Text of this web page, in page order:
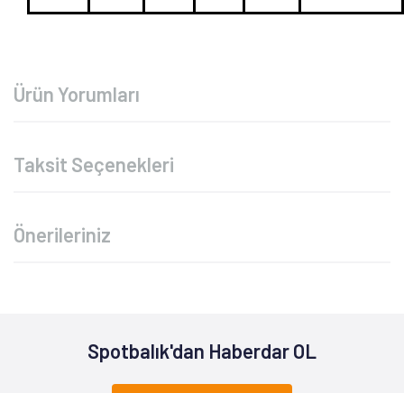
Ürün Yorumları
Taksit Seçenekleri
Önerileriniz
Spotbalık'dan Haberdar OL